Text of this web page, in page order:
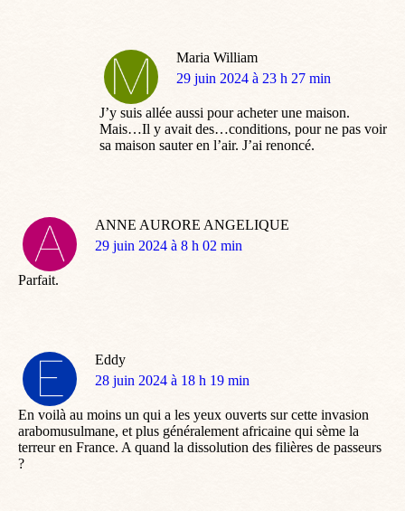
Maria William
dit
29 juin 2024 à 23 h 27 min
J’y suis allée aussi pour acheter une maison.
Mais…Il y avait des…conditions, pour ne pas voir
sa maison sauter en l’air. J’ai renoncé.
ANNE AURORE ANGELIQUE
dit
29 juin 2024 à 8 h 02 min
Parfait.
Eddy
dit
28 juin 2024 à 18 h 19 min
En voilà au moins un qui a les yeux ouverts sur cette invasion
arabomusulmane, et plus généralement africaine qui sème la
terreur en France. A quand la dissolution des filières de passeurs
?